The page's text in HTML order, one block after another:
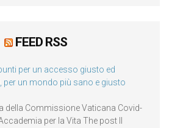
FEED RSS
per un accesso giusto ed
per un mondo più sano e giusto
della Commissione Vaticana Covid-
per la Vita The post Il